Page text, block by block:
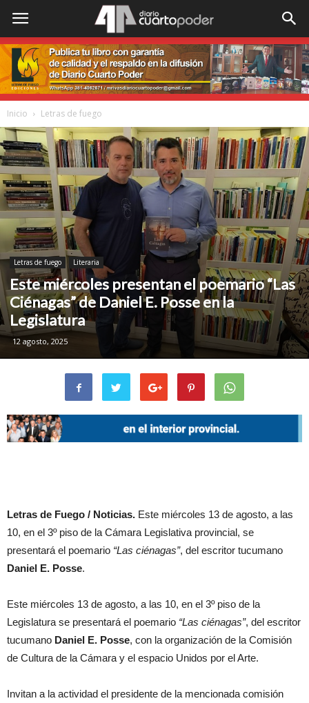
Inicio Letras de fuego
Letras de fuego Literaria
Este miércoles presentan el poemario “Las
Ciénagas” de Daniel E. Posse en la
Legislatura
12 agosto, 2025
Letras de Fuego / Noticias. Este miércoles 13 de agosto, a las
10, en el 3º piso de la Cámara Legislativa provincial, se
presentará el poemario “Las ciénagas”, del escritor tucumano
Daniel E. Posse.
Este miércoles 13 de agosto, a las 10, en el 3º piso de la
Legislatura se presentará el poemario “Las ciénagas”, del escritor
tucumano Daniel E. Posse, con la organización de la Comisión
de Cultura de la Cámara y el espacio Unidos por el Arte.
Invitan a la actividad el presidente de la mencionada comisión